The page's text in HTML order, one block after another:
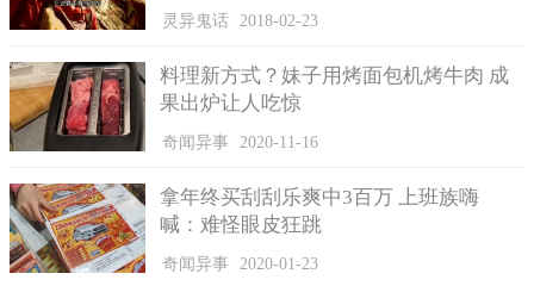
跳下铁轨，且感受到了列车从女子身上碾压过去的瞬间，而后却
轨。
灵异鬼话 2018-02-23
料理新方式？妹子用烤面包机烤牛肉 成
果出炉让人吃惊
奇闻异事 2020-11-16
拿年终买刮刮乐爽中3百万 上班族嗨
喊：难怪眼皮狂跳
奇闻异事 2020-01-23